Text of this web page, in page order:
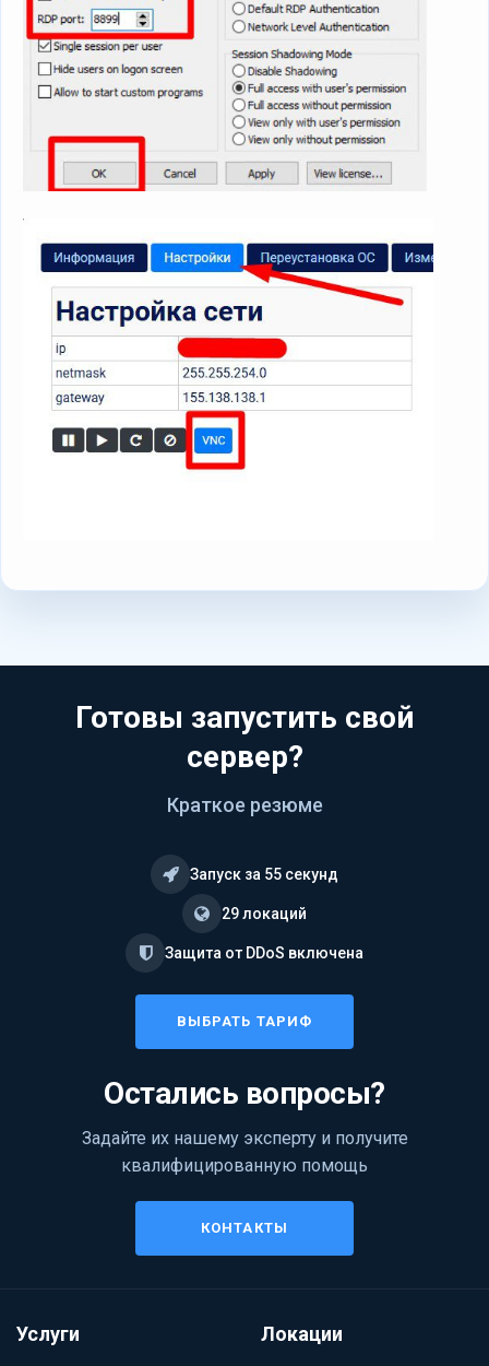
Готовы запустить свой
сервер?
Краткое резюме
Запуск за 55 секунд
29 локаций
Защита от DDoS включена
ВЫБРАТЬ ТАРИФ
Остались вопросы?
Задайте их нашему эксперту и получите
квалифицированную помощь
КОНТАКТЫ
Услуги Локации